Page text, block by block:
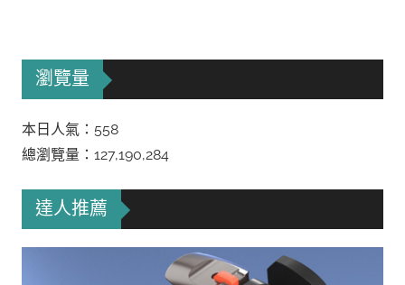
瀏覽量
本日人氣：558
總瀏覽量：127,190,284
達人推薦